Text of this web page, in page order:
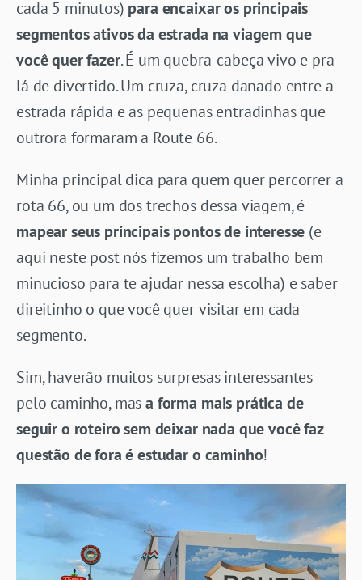
cada 5 minutos) para encaixar os principais
segmentos ativos da estrada na viagem que
você quer fazer. É um quebra-cabeça vivo e pra
lá de divertido. Um cruza, cruza danado entre a
estrada rápida e as pequenas entradinhas que
outrora formaram a Route 66.
Minha principal dica para quem quer percorrer a
rota 66, ou um dos trechos dessa viagem, é
mapear seus principais pontos de interesse (e
aqui neste post nós fizemos um trabalho bem
minucioso para te ajudar nessa escolha) e saber
direitinho o que você quer visitar em cada
segmento.
Sim, haverão muitos surpresas interessantes
pelo caminho, masa forma mais prática de
seguir o roteiro sem deixar nada que você faz
questão de fora é estudar o caminho!